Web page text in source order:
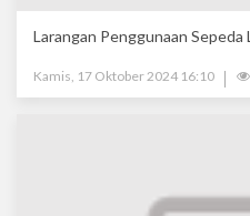
Larangan Penggunaan
Kamis, 17 Oktober 2024 16:10